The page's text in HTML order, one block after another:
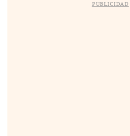
PUBLICIDAD